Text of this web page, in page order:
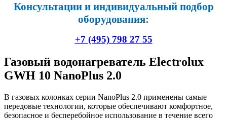
Консультации и индивидуальный подбор
оборудования:
+7 (495) 798 27 55
Газовый водонагреватель Electrolux
GWH 10 NanoPlus 2.0
В газовых колонках серии NanoPlus 2.0 применены самые
передовые технологии, которые обеспечивают комфортное,
безопасное и бесперебойное использование в течение всего